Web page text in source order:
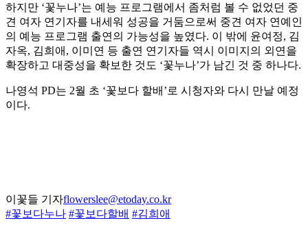
하지만 ‘꽃누나’는 예능 프로그램에서 좀처럼 볼 수 없었던 중
견 여자 연기자를 내세워 성공을 거둠으로써 중견 여자 연예인
의 예능 프로그램 출연의 가능성을 높였다. 이 밖에 윤여정, 김
자옥, 김희애, 이미연 등 출연 연기자들 역시 이미지의 외연을
확장하고 대중성을 확보한 것도 ‘꽃누나’가 남긴 것 중 하나다.
나영석 PD는 2월 초 ‘꽃보다 할배’로 시청자와 다시 만날 예정
이다.
이꽃들 기자flowerslee@etoday.co.kr
#꽃보다누나 #꽃보다할배 #김희애